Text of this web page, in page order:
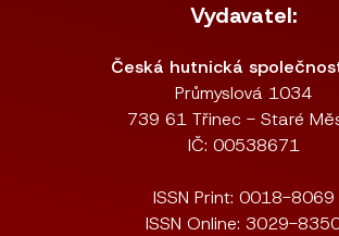
Vydavatel:
Česká hutnická
Průmyslová 1034
739 61 Třinec - Staré
IČ: 00538671
ISSN Print: 0018-8069
ISSN Online: 3029-